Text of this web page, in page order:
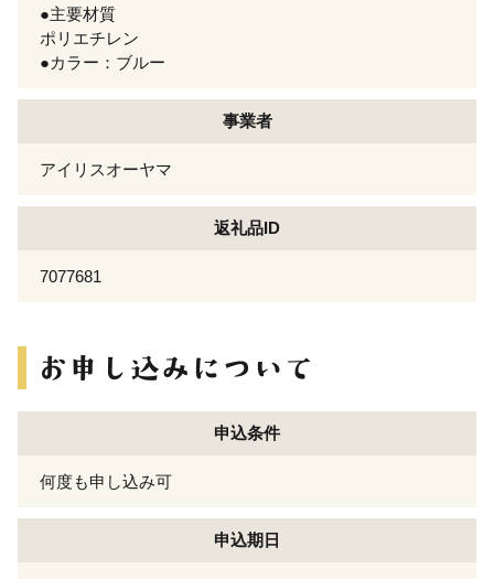
●主要材質
ポリエチレン
●カラー：ブルー
事業者
アイリスオーヤマ
返礼品ID
7077681
申込条件
何度も申し込み可
申込期日